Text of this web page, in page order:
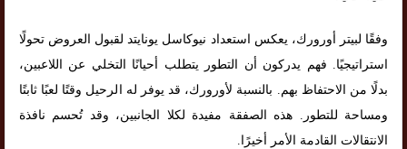
وفقًا لبيتر أورورك، يعكس استعداد نيوكاسل يونايتد لقبول العروض تحولًا
استراتيجيًا. فهم يدركون أن التطور يتطلب أحيانًا التخلي عن اللاعبين،
بدلًا من الاحتفاظ بهم. بالنسبة لأورورك، قد يوفر له الرحيل وقتًا لعبًا ثابتًا
ومساحة للتطور. هذه الصفقة مفيدة لكلا الجانبين، وقد تُحسم نافذة
الانتقالات القادمة الأمر أخيرًا.